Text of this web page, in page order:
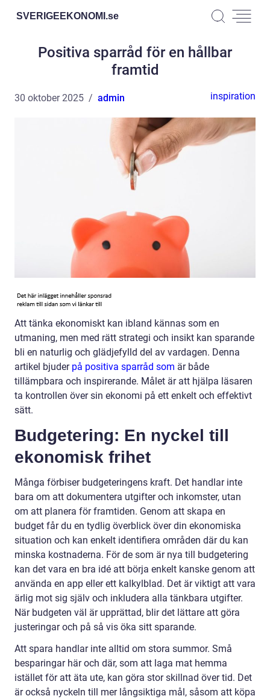
SVERIGEEKONOMI.se
Positiva sparråd för en hållbar
framtid
30 oktober 2025 admin inspiration
Att tänka ekonomiskt kan ibland kännas som en
utmaning, men med rätt strategi och insikt kan sparande
bli en naturlig och glädjefylld del av vardagen. Denna
artikel bjuder på positiva sparråd som är både
tillämpbara och inspirerande. Målet är att hjälpa läsaren
ta kontrollen över sin ekonomi på ett enkelt och effektivt
sätt.
Budgetering: En nyckel till
ekonomisk frihet
Många förbiser budgeteringens kraft. Det handlar inte
bara om att dokumentera utgifter och inkomster, utan
om att planera för framtiden. Genom att skapa en
budget får du en tydlig överblick över din ekonomiska
situation och kan enkelt identifiera områden där du kan
minska kostnaderna. För de som är nya till budgetering
kan det vara en bra idé att börja enkelt kanske genom att
använda en app eller ett kalkylblad. Det är viktigt att vara
ärlig mot sig själv och inkludera alla tänkbara utgifter.
När budgeten väl är upprättad, blir det lättare att göra
justeringar och på så vis öka sitt sparande.
Att spara handlar inte alltid om stora summor. Små
besparingar här och där, som att laga mat hemma
istället för att äta ute, kan göra stor skillnad över tid. Det
är också nyckeln till mer långsiktiga mål, såsom att köpa